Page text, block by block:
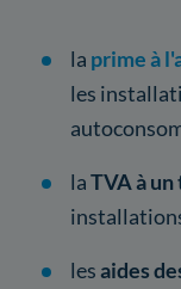
la prime à
les
laTVA à
lesaides